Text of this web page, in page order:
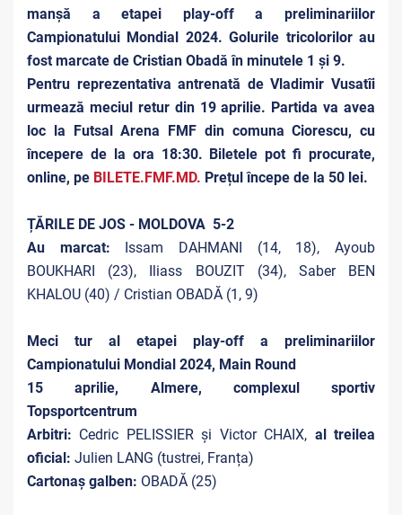
manșă a etapei play-off a preliminariilor
Campionatului Mondial 2024. Golurile tricolorilor au
fost marcate de Cristian Obadă în minutele 1 și 9.
Pentru reprezentativa antrenată de Vladimir Vusatîi
urmează meciul retur din 19 aprilie. Partida va avea
loc la Futsal Arena FMF din comuna Ciorescu, cu
începere de la ora 18:30. Biletele pot fi procurate,
online, pe BILETE.FMF.MD. Prețul începe de la 50 lei.
ȚĂRILE DE JOS - MOLDOVA 5-2
Au marcat: Issam DAHMANI (14, 18), Ayoub
BOUKHARI (23), Iliass BOUZIT (34), Saber BEN
KHALOU (40) / Cristian OBADĂ (1, 9)
Meci tur al etapei play-off a preliminariilor
Campionatului Mondial 2024, Main Round
15 aprilie, Almere, complexul sportiv
Topsportcentrum
Arbitri: Cedric PELISSIER și Victor CHAIX, al treilea
oficial: Julien LANG (tustrei, Franța)
Cartonaș galben: OBADĂ (25)